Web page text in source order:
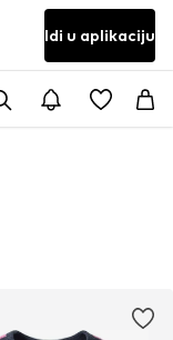
Idi u aplikaciju